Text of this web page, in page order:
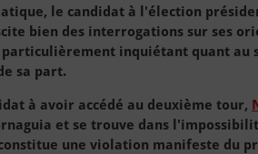
le candidat à l'élection
bien des interrogations sur ses
inquiétant quant au
sa part.
à avoir accédé au deuxième tour,
et se trouve dans
une violation manifeste du